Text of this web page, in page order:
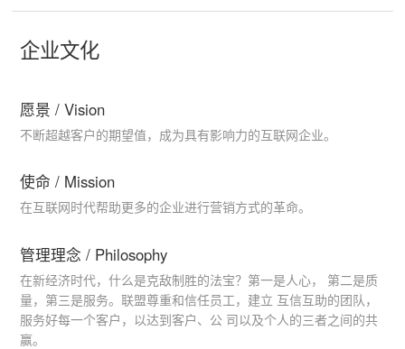
企业文化
愿景 / Vision
不断超越客户的期望值，成为具有影响力的互联网企业。
使命 / Mission
在互联网时代帮助更多的企业进行营销方式的革命。
管理理念 / Philosophy
在新经济时代，什么是克敌制胜的法宝？第一是人心， 第二是质
量，第三是服务。联盟尊重和信任员工，建立 互信互助的团队，
服务好每一个客户，以达到客户、公 司以及个人的三者之间的共
赢。